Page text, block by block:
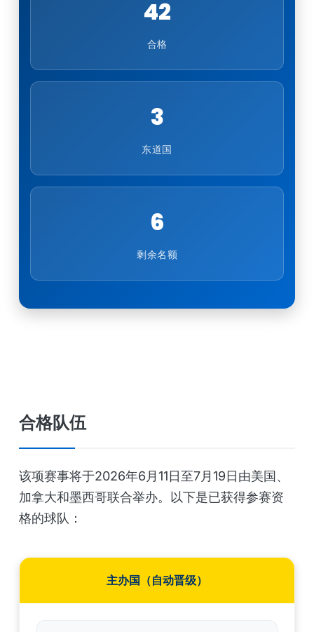
42
合格
3
东道国
6
剩余名额
合格队伍
该项赛事将于2026年6月11日至7月19日由美国、
加拿大和墨西哥联合举办。以下是已获得参赛资
格的球队：
主办国（自动晋级）